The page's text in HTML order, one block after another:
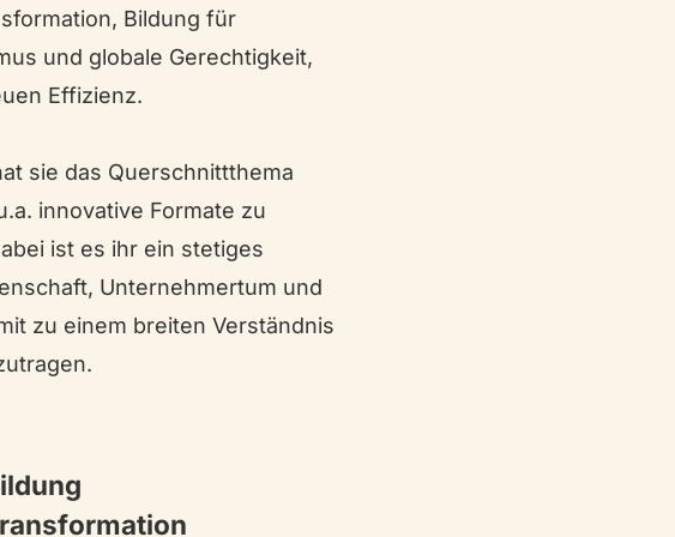
Bildung für
und globale Gerechtigkeit,
Effizienz.
sie das Querschnittthema
innovative Formate zu
ist es ihr ein stetiges
Unternehmertum und
zu einem breiten Verständnis